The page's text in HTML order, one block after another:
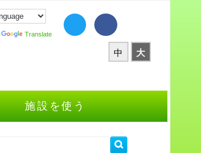
Translate
中 大
施設を使う